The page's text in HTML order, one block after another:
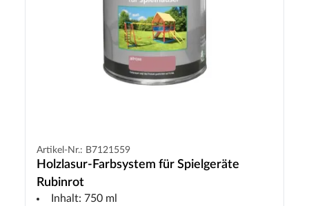
Artikel-Nr.: B7121559
Holzlasur-Farbsystem für Spielgeräte
Rubinrot
Inhalt: 750 ml